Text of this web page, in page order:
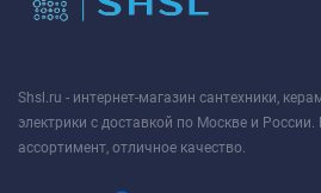
Shsl.ru - интернет-магазин сантехники,
электрики с доставкой по Москве и
ассортимент, отличное качество.